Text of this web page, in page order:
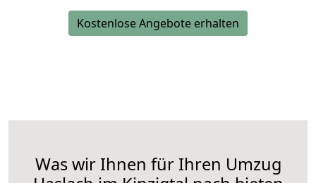
Kostenlose Angebote erhalten
Was wir Ihnen für Ihren Umzug